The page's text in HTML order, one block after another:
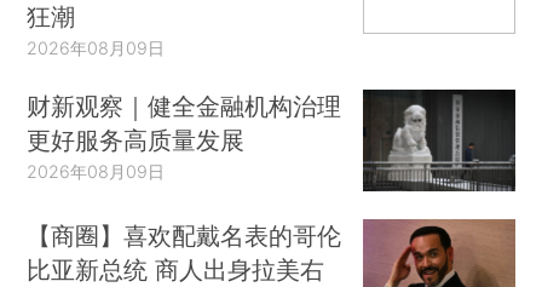
狂潮
2026年08月09日
财新观察｜健全金融机构治理
更好服务高质量发展
2026年08月09日
【商圈】喜欢配戴名表的哥伦
比亚新总统 商人出身拉美右